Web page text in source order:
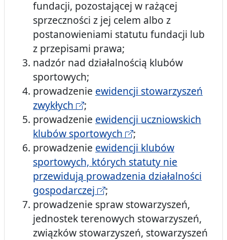
fundacji, pozostającej w rażącej
sprzeczności z jej celem albo z
postanowieniami statutu fundacji lub
z przepisami prawa;
nadzór nad działalnością klubów
sportowych;
prowadzenie ewidencji stowarzyszeń
zwykłych
;
prowadzenie ewidencji uczniowskich
klubów sportowych
;
prowadzenie ewidencji klubów
sportowych, których statuty nie
przewidują prowadzenia działalności
gospodarczej
;
prowadzenie spraw stowarzyszeń,
jednostek terenowych stowarzyszeń,
związków stowarzyszeń, stowarzyszeń